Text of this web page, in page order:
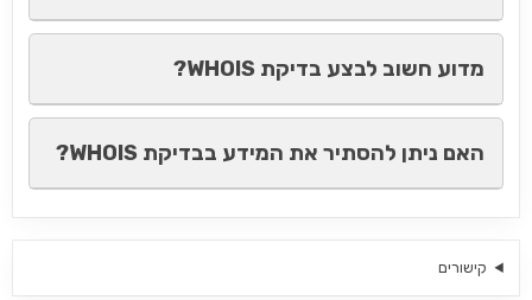
מדוע חשוב לבצע בדיקת WHOIS?
האם ניתן להסתיר את המידע בבדיקת WHOIS?
קישורים